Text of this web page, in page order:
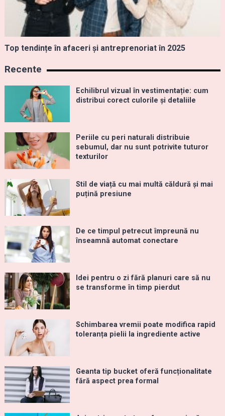
Top tendințe în afaceri și antreprenoriat în 2025
Recente
Echilibrul vizual în vestimentație: cum
distribui corect culorile și detaliile
Periile cu peri naturali distribuie
sebumul, dar nu sunt potrivite tuturor
texturilor
Stil de viață cu mai multă căldură și mai
puțină presiune
De ce timpul petrecut împreună nu
înseamnă automat conectare
Idei pentru o zi fără planuri care să nu
se transforme în timp pierdut
Schimbarea vremii poate modifica rapid
toleranța pielii la ingrediente active
Geanta tip bucket oferă funcționalitate
fără aspect prea formal